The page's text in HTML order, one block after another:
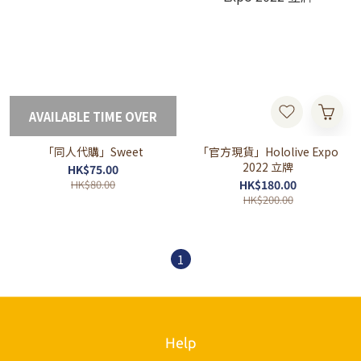
AVAILABLE TIME OVER
「同人代購」Sweet
HK$75.00
HK$80.00
「官方現貨」Hololive Expo
2022 立牌
HK$180.00
HK$200.00
1
Help